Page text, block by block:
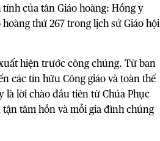
của tân Giáo hoàng: Hồng y
thứ 267 trong lịch sử Giáo hội
hiện trước công chúng. Từ ban
các tín hữu Công giáo và toàn thế
là lời chào đầu tiên từ Chúa Phục
tâm hồn và mỗi gia đình chúng